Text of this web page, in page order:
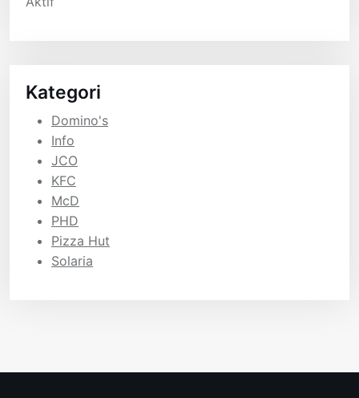
Kategori
Domino's
Info
JCO
KFC
McD
PHD
Pizza Hut
Solaria